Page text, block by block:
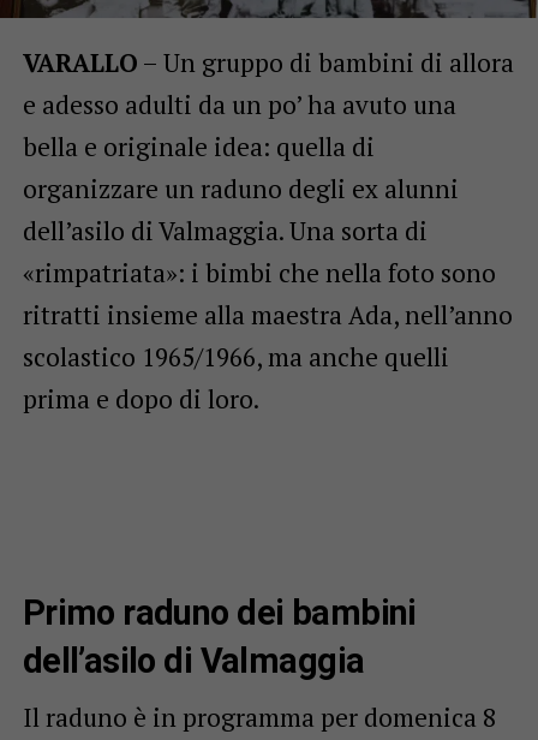
VARALLO – Un gruppo di bambini di allora
e adesso adulti da un po’ ha avuto una
bella e originale idea: quella di
organizzare un raduno degli ex alunni
dell’asilo di Valmaggia. Una sorta di
«rimpatriata»: i bimbi che nella foto sono
ritratti insieme alla maestra Ada, nell’anno
scolastico 1965/1966, ma anche quelli
prima e dopo di loro.
Primo raduno dei bambini
dell’asilo di Valmaggia
Il raduno è in programma per domenica 8